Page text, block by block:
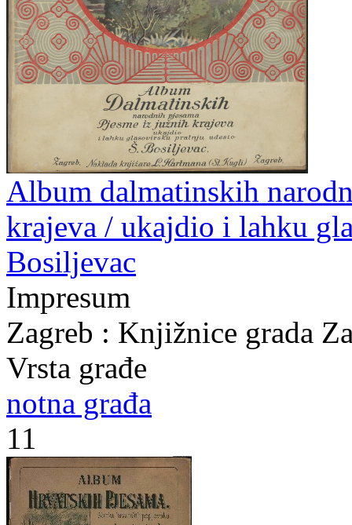
Album dalmatinskih
krajeva / ukajdio i lahku
Bosiljevac
Impresum
Zagreb : Knjižnice grada
Vrsta građe
notna građa
11